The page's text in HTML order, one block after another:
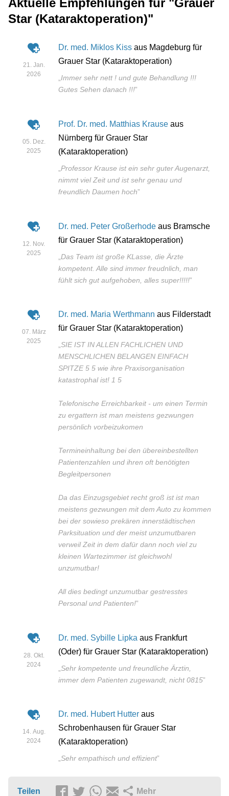
Star (Kataraktoperation)"
21. Jan.
2026
Dr. med. Miklos Kiss aus Magdeburg für
Grauer Star (Kataraktoperation)
„Immer sehr nett ! und gute Behandlung !!!
Gutes Sehen danach !!!”
05. Dez.
2025
Prof. Dr. med. Matthias Krause aus
Nürnberg für Grauer Star
(Kataraktoperation)
Professor Krause ist ein sehr guter Augenarzt,
nimmt viel Zeit und ist sehr genau und
freundlich Daumen hoch”
12. Nov.
2025
Dr. med. Peter Großerhode aus Bramsche
für Grauer Star (Kataraktoperation)
Das Team ist große KLasse, die Ärzte
kompetent. Alle sind immer freudnlich, man
fühlt sich gut aufgehoben, alles super!!!!!”
07. März
2025
Dr. med. Maria Werthmann aus Filderstadt
für Grauer Star (Kataraktoperation)
SIE IST IN ALLEN FACHLICHEN UND
MENSCHLICHEN BELANGEN EINFACH
SPITZE 5 5 wie ihre Praxisorganisation
katastrophal ist! 1 5
Telefonische Erreichbarkeit - um einen Termin
zu ergattern ist man meistens gezwungen
persönlich vorbeizukomen
Termineinhaltung bei den übereinbestellten
Patientenzahlen und ihren oft benötigten
Begleitpersonen
Da das Einzugsgebiet recht groß ist ist man
meistens gezwungen mit dem Auto zu kommen
bei der sowieso prekären innerstädtischen
Parksituation und der meist unzumutbaren
verweil Zeit in dem dafür dann noch viel zu
kleinen Wartezimmer ist gleichwohl
unzumutbar!
All dies bedingt unzumutbar gestresstes
Personal und Patienten!”
28. Okt.
2024
Dr. med. Sybille Lipka aus Frankfurt
(Oder) für Grauer Star (Kataraktoperation)
Sehr kompetente und freundliche Ärztin,
immer dem Patienten zugewandt, nicht 0815”
14. Aug.
2024
Dr. med. Hubert Hutter aus
Schrobenhausen für Grauer Star
(Kataraktoperation)
„Sehr empathisch und effizient”
Teilen Mehr